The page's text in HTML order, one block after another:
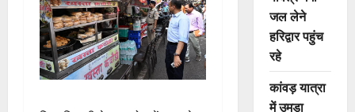
जल लेने
हरिद्वार पहुंच
रहे
कांवड़ यात्रा
में उमड़ा